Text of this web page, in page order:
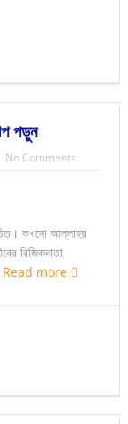
পড়ুন
No Comments
কখনো আল্লাহর
রিজিকদাতা,
Read more